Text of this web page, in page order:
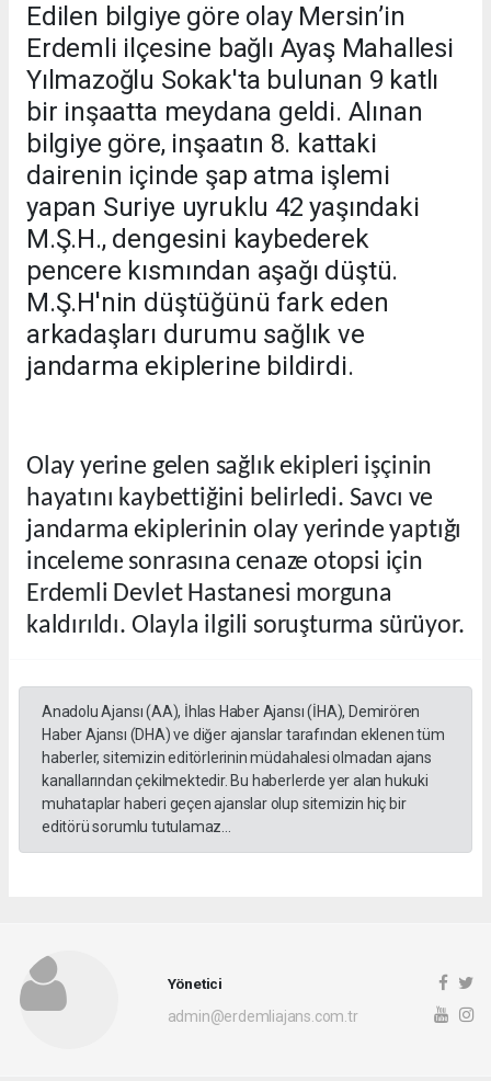
Edilen bilgiye göre olay Mersin’in
Erdemli ilçesine bağlı Ayaş Mahallesi
Yılmazoğlu Sokak'ta bulunan 9 katlı
bir inşaatta meydana geldi. Alınan
bilgiye göre, inşaatın 8. kattaki
dairenin içinde şap atma işlemi
yapan Suriye uyruklu 42 yaşındaki
M.Ş.H., dengesini kaybederek
pencere kısmından aşağı düştü.
M.Ş.H'nin düştüğünü fark eden
arkadaşları durumu sağlık ve
jandarma ekiplerine bildirdi.
Olay yerine gelen sağlık ekipleri işçinin
hayatını kaybettiğini belirledi. Savcı ve
jandarma ekiplerinin olay yerinde yaptığı
inceleme sonrasına cenaze otopsi için
Erdemli Devlet Hastanesi morguna
kaldırıldı. Olayla ilgili soruşturma sürüyor.
Anadolu Ajansı (AA), İhlas Haber Ajansı (İHA), Demirören
Haber Ajansı (DHA) ve diğer ajanslar tarafından eklenen tüm
haberler, sitemizin editörlerinin müdahalesi olmadan ajans
kanallarından çekilmektedir. Bu haberlerde yer alan hukuki
muhataplar haberi geçen ajanslar olup sitemizin hiç bir
editörü sorumlu tutulamaz...
Yönetici
admin@erdemliajans.com.tr